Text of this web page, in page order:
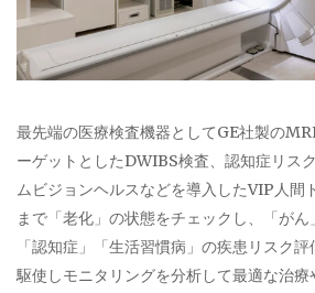
最先端の医療検査機器としてGE社製の
ーゲットとしたDWIBS検査、認知症リス
ムビジョンヘルスなどを導入したVIP人間
まで「老化」の状態をチェックし、「がん
「認知症」「生活習慣病」の疾患リスク
駆使しモニタリングを分析して最適な治療